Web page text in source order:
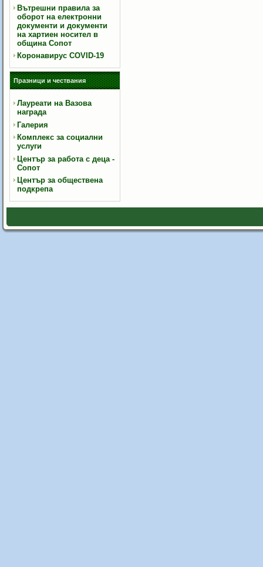
Вътрешни правила за
оборот на електронни
документи и документи
на хартиен носител в
община Сопот
Коронавирус COVID-19
Празници и чествания
Лауреати на Вазова
награда
Галерия
Комплекс за социални
услуги
Център за работа с деца -
Сопот
Център за обществена
подкрепа